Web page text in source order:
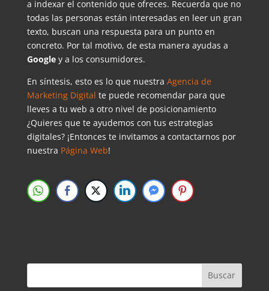
a indexar el contenido que ofreces. Recuerda que no
todas las personas están interesadas en leer un gran
texto, buscan una respuesta para un punto en
concreto. Por tal motivo, de esta manera ayudas a
Google y a los consumidores.
En síntesis, esto es lo que nuestra Agencia de
Marketing Digital te puede recomendar para que
lleves a tu web a otro nivel de posicionamiento
¿Quieres que te ayudemos con tus estrategias
digitales? ¡Entonces te invitamos a contactarnos por
nuestra Página Web!